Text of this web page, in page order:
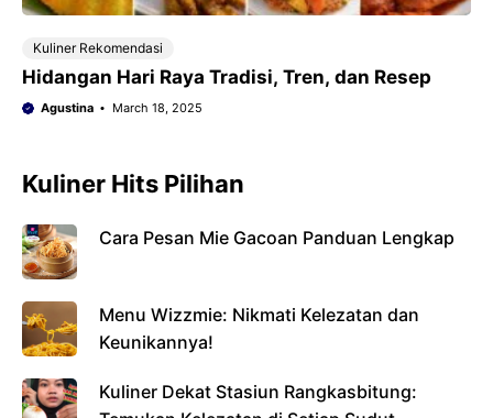
Kuliner Rekomendasi
Hidangan Hari Raya Tradisi, Tren, dan Resep
Agustina March 18, 2025
Kuliner Hits Pilihan
Cara Pesan Mie Gacoan Panduan Lengkap
Menu Wizzmie: Nikmati Kelezatan dan
Keunikannya!
Kuliner Dekat Stasiun Rangkasbitung: